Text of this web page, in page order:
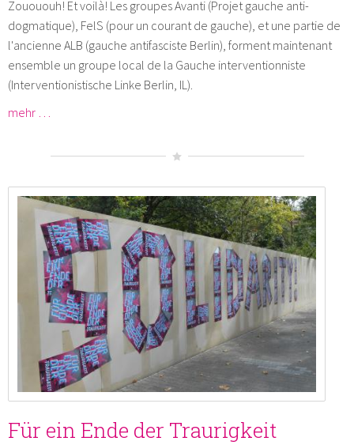
Zouououh! Et voilà! Les groupes Avanti (Projet gauche anti-
dogmatique), FelS (pour un courant de gauche), et une partie de
l'ancienne ALB (gauche antifasciste Berlin), forment maintenant
ensemble un groupe local de la Gauche interventionniste
(Interventionistische Linke Berlin, IL).
mehr …
Für ein Ende der Traurigkeit